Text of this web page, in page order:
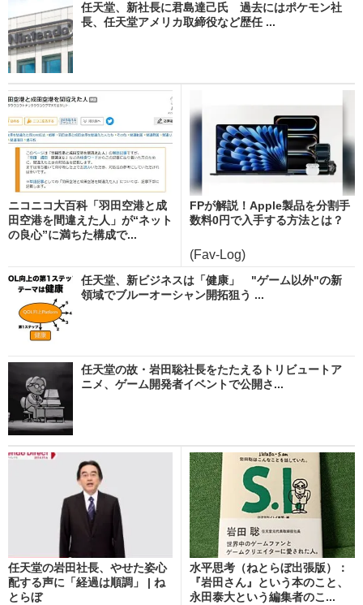
任天堂、新社長に君島達己氏 過去にはポケモン社
長、任天堂アメリカ取締役など歴任 ...
ニコニコ大百科「羽田空港と成
田空港を間違えた人」が“ネット
の良心”に満ちた構成で...
FPが解説！Apple製品を分割手
数料0円で入手する方法とは？
(Fav-Log)
任天堂、新ビジネスは「健康」 "ゲーム以外"の新
領域でブルーオーシャン開拓狙う ...
任天堂の故・岩田聡社長をたたえるトリビュートア
ニメ、ゲーム開発者イベントで公開さ...
任天堂の岩田社長、やせた姿心
配する声に「経過は順調」 | ね
とらぼ
水平思考（ねとらぼ出張版）：
『岩田さん』という本のこと、
永田泰大という編集者のこ...